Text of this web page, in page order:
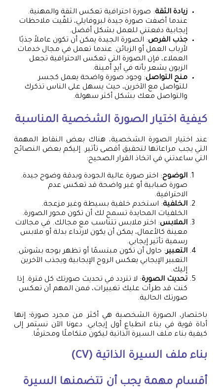
زيادة الثقة: صورة احترافية تعكس الثقة والمهنية.
عندما أضفت صورة جيدة لبروفايلي، تلقّيت ملاحظات
إيجابية دفعتني للعمل بشكل أفضل.
جذب الفرص: الصورة الجيدة يمكن أن تكون عاملاً جذبًا
لأرباب العمل أو الزبائن. عندما تعمل في مجال خدمات
العملاء، فإن الصورة التي تعكس الاحترافية تجعل
الزبون يشعر بأنه في أيدٍ أمينة.
منح التواصل: وجود صورة واضحة يعمل كجسر
للتواصل مع الآخرين، حيث يسهل على الناس تذكرك
والتواصل معك بشكل أكثر سهولة.
كيفية اختيار الصورة الشخصية المناسبة
عند اختيار الصورة الشخصية، هناك بعض النقاط المهمة
التي يجب مراعاتها لتحقيق أقصى تأثير. إليكم بعض النصائح
التي ساعدتني في اتخاذ القرار الصحيح:
الوضوح: اختر صورة عالية الجودة وبدقة وضوح جيدة.
صورة ضبابية أو غير واضحة قد تعكس عدم
الاحترافية.
الخلفية: استخدم خلفية بسيطة وغير مزعجة.
الخلفيات المحايدة تسمح لك أن تكون محور الصورة.
الملابس: اختر ملابس تتناسب مع مجالك. في مجالات
معينة كالأعمال، يمكن أن يكون لارتداء بدلة أو ملابس
رسمية تأثير إيجابي.
التعبير: حاول أن تكون مبتسمًا أو تظهر بوجه بشوش.
التعبير الإيجابي يعكس الروح الإيجابية ويجذب الآخرين
إليك.
تحديث الصورة: لا تتردد في تحديث صورتك كل فترة. إذا
كنت قد طرأت عليك تغييرات، فمن المهم أن تعكس
صورتك الحالية.
باختصار، الصورة الشخصية هي أكثر من مجرد صورة؛ إنها
أداة قوية في بناء انطباع أول إيجابي. دعونا الآن نستمر إلى
كيفية بناء ملف السيرة الذاتية ليكون متكاملًا ومحترفًا.
بناء ملف السيرة الذاتية (CV)
أقسام مهمة يجب أن تتضمنها السيرة